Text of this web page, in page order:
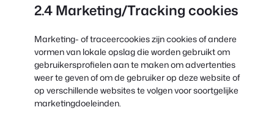
2.4 Marketing/Tracking cookies
Marketing- of traceercookies zijn cookies of andere
vormen van lokale opslag die worden gebruikt om
gebruikersprofielen aan te maken om advertenties
weer te geven of om de gebruiker op deze website of
op verschillende websites te volgen voor soortgelijke
marketingdoeleinden.